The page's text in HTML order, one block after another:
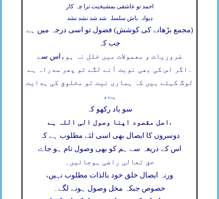
احمد تو عاشقی بمشیخیت ترا چہ کار
دیوانہ باش سلسلہ شد شد نشد نشد
(مجمع بڑھانے کی کوشش) فضول تو اسی درجہ میں ہے
جب کہ
اس سے ضروریات و معمولات میں خلل نہ ہو،
اگر اس کی بھی نوبت آنے لگے تو پھر سدراہ ہے
لوگ کہتے ہیں کہ ہماری نیت تو مخلوق کی ہدایت
ہے،
سو یاد رکھو کہ
اصل مقصود اپنا وصول الی اللہ ہے ،
دوسروں کا ایصال بھی اسی لئے مطلوب ہے کہ
اس کے ذریعہ سے ہم کو بھی وصول تام ہو جاۓ،
حق تعالی راضی ہوجائیں۔
ورنہ ایصال خلق خود بالذات مطلوب نہیں،
خصوص جبکہ مخل وصول ہونے لگے۔